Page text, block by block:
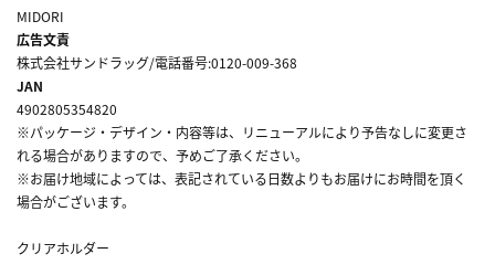
MIDORI
広告文責
株式会社サンドラッグ/電話番号:0120-009-368
JAN
4902805354820
※パッケージ・デザイン・内容等は、リニューアルにより予告なしに変更さ
れる場合がありますので、予めご了承ください。
※お届け地域によっては、表記されている日数よりもお届けにお時間を頂く
場合がございます。
クリアホルダー